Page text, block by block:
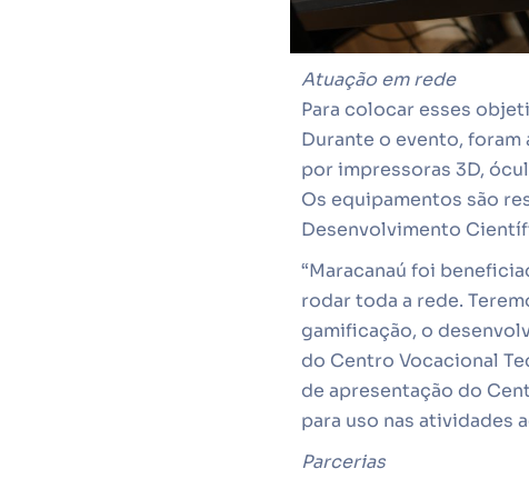
Atuação em rede
Para colocar esses
Durante o evento,
por impressoras 3D,
Os equipamentos são
Desenvolvimento
“Maracanaú foi
rodar toda a rede.
gamificação, o
do Centro Vocacional
de apresentação do
para uso nas atividades
Parcerias